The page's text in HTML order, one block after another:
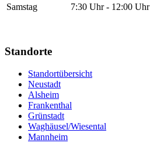
Samstag
7:30 Uhr - 12:00 Uhr
Standorte
Standortübersicht
Neustadt
Alsheim
Frankenthal
Grünstadt
Waghäusel/Wiesental
Mannheim